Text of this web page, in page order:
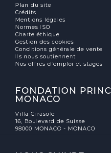
Plan du site
Crédits
Mentions légales
Normes ISO
Charte éthique
Gestion des cookies
Conditions générale de vente
Ils nous soutiennent
Nos offres d'emploi et stages
FONDATION
MONACO
Villa Girasole
16, Boulevard de Suisse
98000 MONACO - MONACO